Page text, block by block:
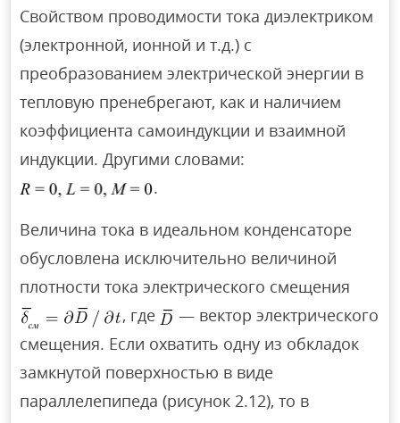
Свойством проводимости тока диэлектриком
(электронной, ионной и т.д.) с
преобразованием электрической энергии в
тепловую пренебрегают, как и наличием
коэффициента самоиндукции и взаимной
индукции. Другими словами:
.
Величина тока в идеальном конденсаторе
обусловлена исключительно величиной
плотности тока электрического смещения
, где
— вектор электрического
смещения. Если охватить одну из обкладок
замкнутой поверхностью в виде
параллелепипеда (рисунок 2.12), то в